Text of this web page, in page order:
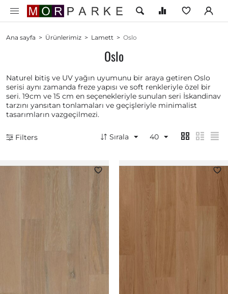
Ana sayfa > Ürünlerimiz > Lamett > Oslo
Oslo
Naturel bitiş ve UV yağın uyumunu bir araya getiren Oslo
serisi aynı zamanda freze yapısı ve soft renkleriyle özel bir
seri. 19cm ve 15 cm en seçenekleriyle sunulan seri İskandinav
tarzını yansıtan tonlamaları ve geçişleriyle minimalist
tasarımların vazgeçilmezi.
Filters Sırala 40